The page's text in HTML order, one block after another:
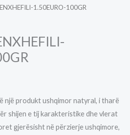
1.50EURO-100GR
një produkt ushqimor natyral, i tharë
shijen e tij karakteristike dhe vlerat
gjerësisht në përzierje ushqimore,